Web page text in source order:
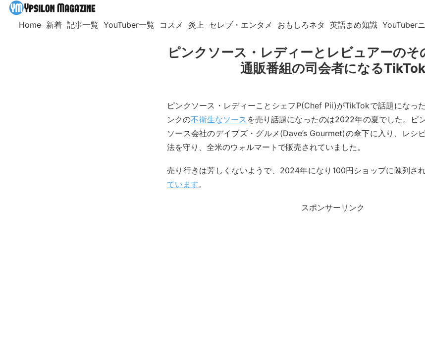
Home 新着 記事一覧 YouTuber一覧 コスメ 炎上 セレブ・エンタメ おもしろネタ 英語まめ知識 YouTuber
ピンクソース・レディーとレビュアーの
通販番組の司会者になるTikTok
ピンクソース・レディーことシェフP(Chef Pii)がTikTokで話題になっ
ンクの不衛生なソース を売り話題になったのは2022年の夏でした。ピ
ソース会社のデイブズ・グルメ(Dave’s Gourmet)の傘下に入り、レシ
法を守り、全米のウォルマートで販売されていました。
売り行きは芳しくないようで、2024年になり100円ショップに陳列さ
ています。
スポンサーリンク